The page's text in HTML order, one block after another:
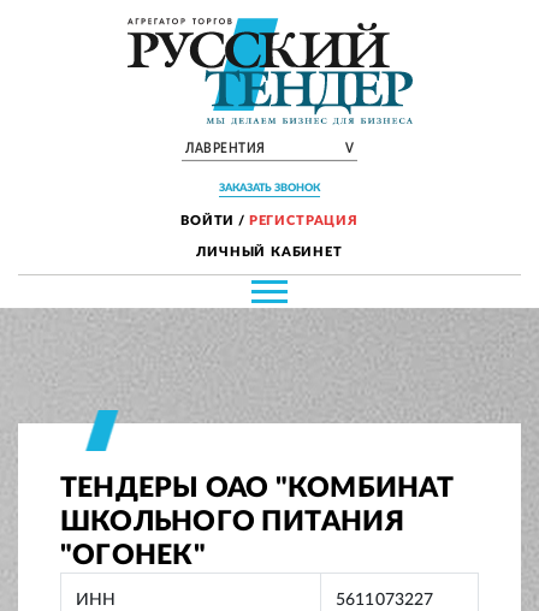
ЛАВРЕНТИЯ V
ЗАКАЗАТЬ ЗВОНОК
ВОЙТИ / РЕГИСТРАЦИЯ
ЛИЧНЫЙ КАБИНЕТ
ТЕНДЕРЫ ОАО "КОМБИНАТ
ШКОЛЬНОГО ПИТАНИЯ
"ОГОНЕК"
ИНН 5611073227